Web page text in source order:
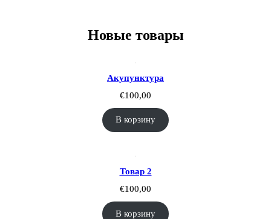
Новые товары
Акупунктура
€100,00
В корзину
Товар 2
€100,00
В корзину